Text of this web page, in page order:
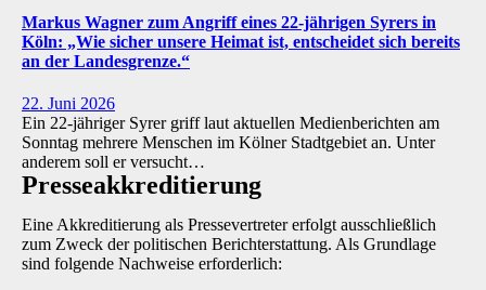
Markus Wagner zum Angriff eines 22-jährigen Syrers in
Köln: „Wie sicher unsere Heimat ist, entscheidet sich bereits
an der Landesgrenze.“
22. Juni 2026
Ein 22-jähriger Syrer griff laut aktuellen Medienberichten am
Sonntag mehrere Menschen im Kölner Stadtgebiet an. Unter
anderem soll er versucht…
Presse­akkreditierung
Eine Akkreditierung als Pressevertreter erfolgt ausschließlich
zum Zweck der politischen Berichterstattung. Als Grundlage
sind folgende Nachweise erforderlich: